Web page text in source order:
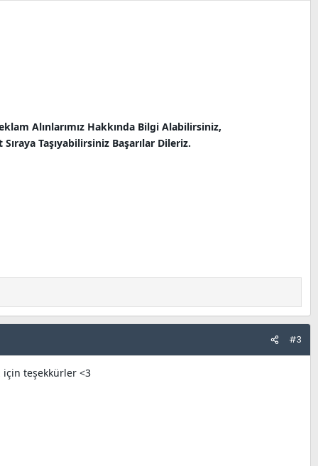
Alınlarımız Hakkında Bilgi Alabilirsiniz,
Taşıyabilirsiniz Başarılar Dileriz.
#3
için teşekkürler <3